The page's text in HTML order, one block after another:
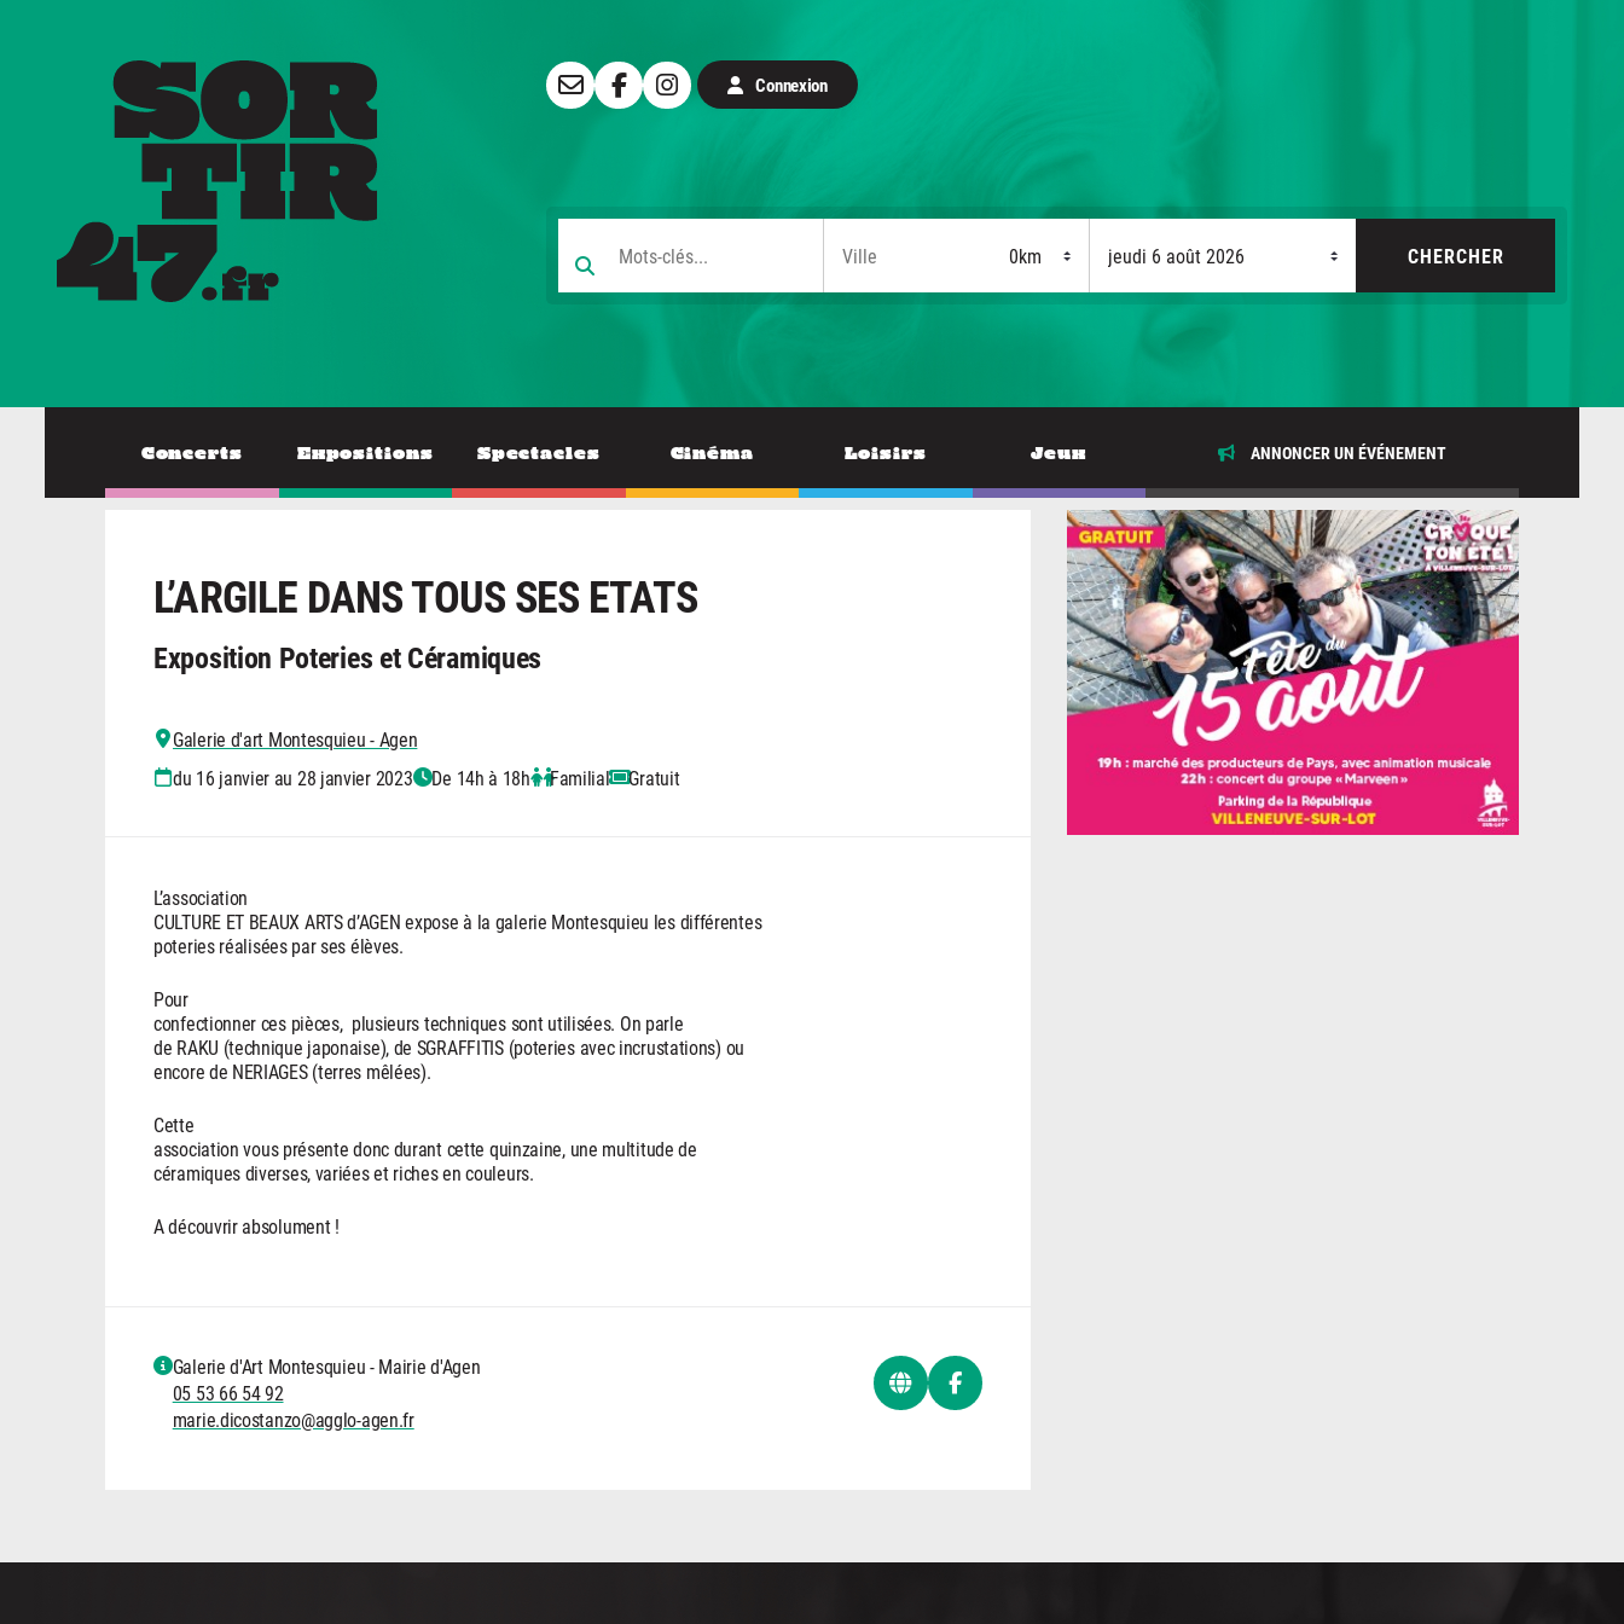
Connexion
Concerts Expositions Spectacles Cinéma Loisirs Jeux ANNONCER UN ÉVÉNEMENT
EXPOSITIONS
L’ARGILE DANS TOUS SES ETATS
Exposition Poteries et Céramiques
Galerie d'art Montesquieu - Agen
du 16 janvier au 28 janvier 2023
De 14h à 18h Familial Gratuit
L’association
CULTURE ET BEAUX ARTS d’AGEN expose à la galerie Montesquieu les différentes
poteries réalisées par ses élèves.
Pour
confectionner ces pièces, plusieurs techniques sont utilisées. On parle
de RAKU (technique japonaise), de SGRAFFITIS (poteries avec incrustations) ou
encore de NERIAGES (terres mêlées).
Cette
association vous présente donc durant cette quinzaine, une multitude de
céramiques diverses, variées et riches en couleurs.
A découvrir absolument !
Galerie d'Art Montesquieu - Mairie d'Agen
05 53 66 54 92
marie.dicostanzo@agglo-agen.fr